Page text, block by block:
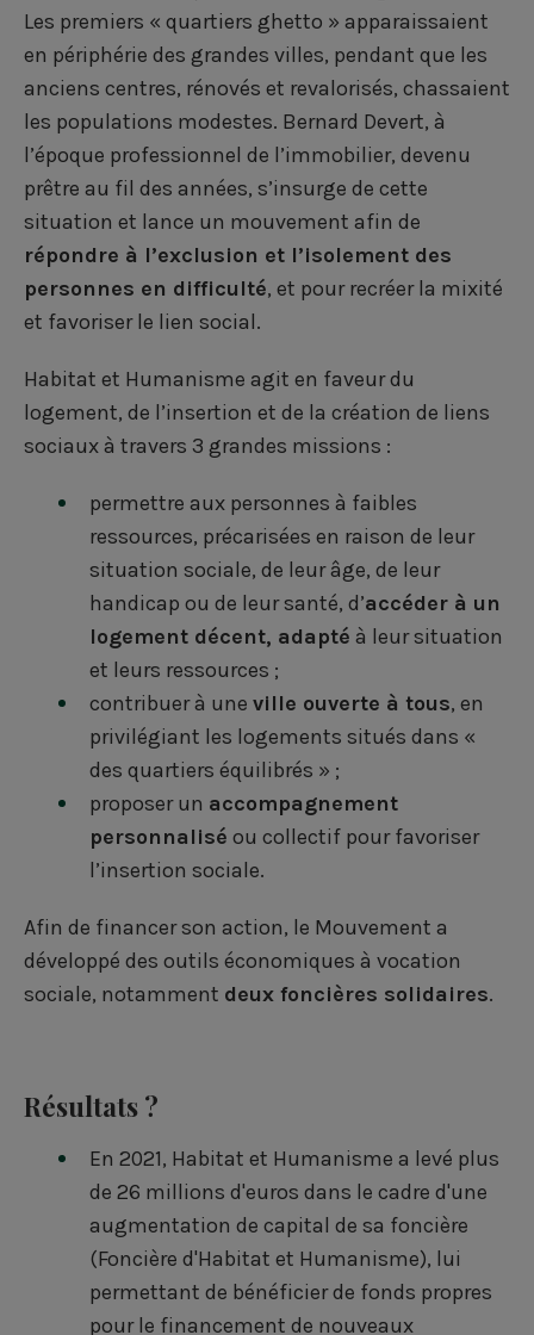
Les premiers « quartiers ghetto » apparaissaient
en périphérie des grandes villes, pendant que les
anciens centres, rénovés et revalorisés, chassaient
les populations modestes. Bernard Devert, à
l’époque professionnel de l’immobilier, devenu
prêtre au fil des années, s’insurge de cette
situation et lance un mouvement afin de
répondre à l’exclusion et l’isolement des
personnes en difficulté, et pour recréer la mixité
et favoriser le lien social.
Habitat et Humanisme agit en faveur du
logement, de l’insertion et de la création de liens
sociaux à travers 3 grandes missions :
permettre aux personnes à faibles
ressources, précarisées en raison de leur
situation sociale, de leur âge, de leur
handicap ou de leur santé, d’accéder à un
logement décent, adapté à leur situation
et leurs ressources ;
contribuer à une ville ouverte à tous, en
privilégiant les logements situés dans «
des quartiers équilibrés » ;
proposer un accompagnement
personnalisé ou collectif pour favoriser
l’insertion sociale.
Afin de financer son action, le Mouvement a
développé des outils économiques à vocation
sociale, notamment deux foncières solidaires.
Résultats ?
En 2021, Habitat et Humanisme a levé plus
de 26 millions d'euros dans le cadre d'une
augmentation de capital de sa foncière
(Foncière d'Habitat et Humanisme), lui
permettant de bénéficier de fonds propres
pour le financement de nouveaux